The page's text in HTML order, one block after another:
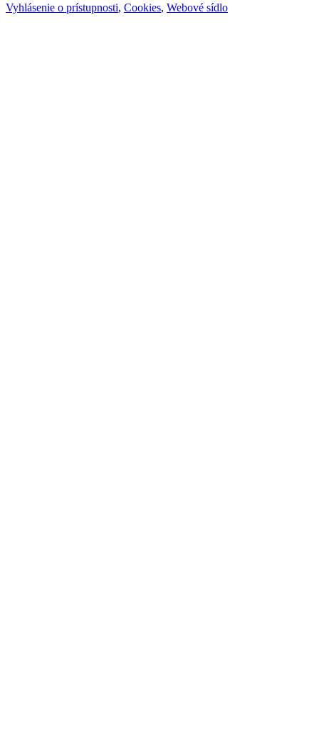
Vyhlásenie o prístupnosti, Cookies, Webové sídlo